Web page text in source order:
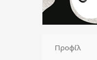
Προφίλ